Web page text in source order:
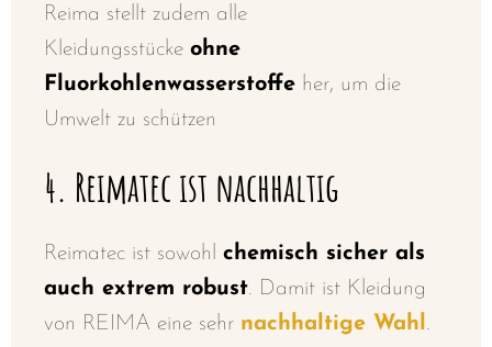
Reima stellt zudem alle
Kleidungsstücke ohne
Fluorkohlenwasserstoffe her, um die
Umwelt zu schützen
4. Reimatec ist nachhaltig
Reimatec ist sowohl chemisch sicher als
auch extrem robust. Damit ist Kleidung
von REIMA eine sehr nachhaltige Wahl.